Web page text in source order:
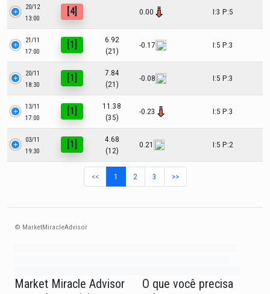
20/12
13:00
[4] 0.00 I:3 P:5
21/11
17:00
[1]
6.92
(21)
-0.17 I:5 P:3
20/11
18:30
[1]
7.84
(21)
-0.08 I:5 P:3
13/11
17:00
[1]
11.38
(35)
-0.23 I:5 P:3
03/11
19:30
[1]
4.68
(12)
0.21 I:5 P:2
<< 1 2 3 >>
© MarketMiracleAdvisor
Market Miracle Advisor
O que você precisa